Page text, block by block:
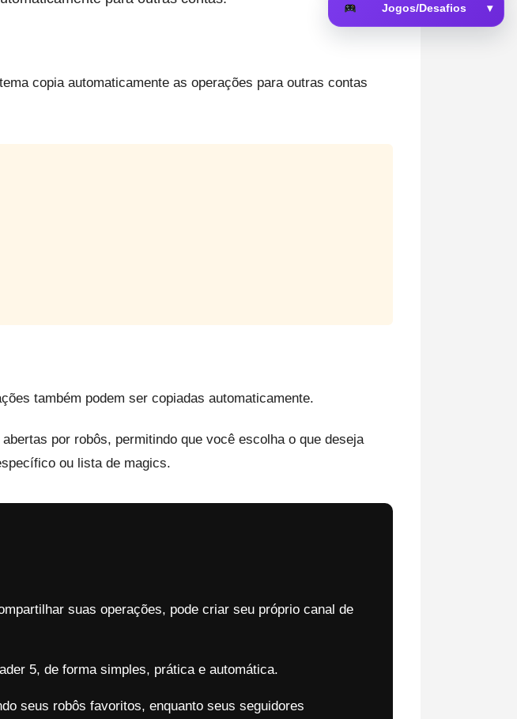
copia automaticamente as operações para outras contas
também podem ser copiadas automaticamente.
por robôs, permitindo que você escolha o que deseja
ou lista de magics.
suas operações, pode criar seu próprio canal de
5, de forma simples, prática e automática.
seus robôs favoritos, enquanto seus seguidores
Jogos/Desafios ▾